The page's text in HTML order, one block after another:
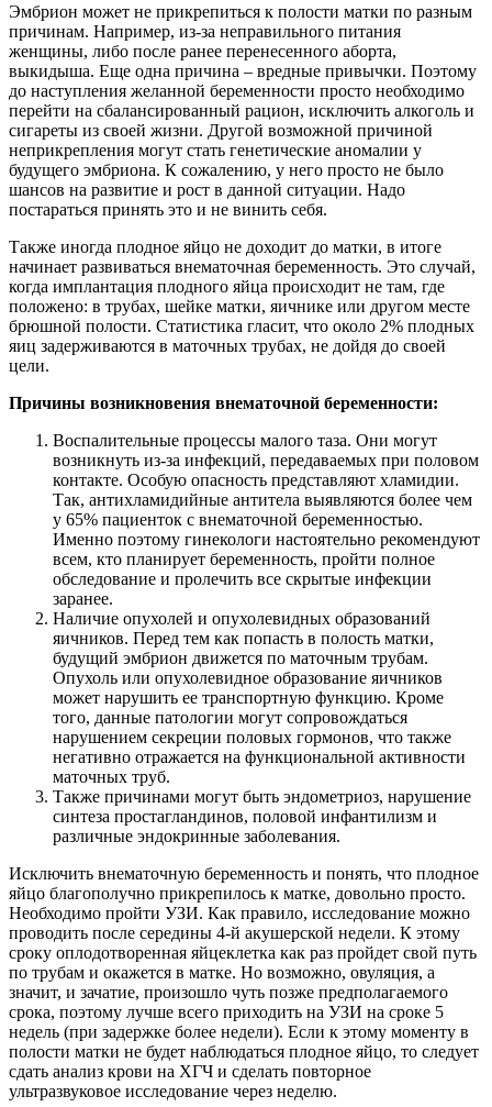
Эмбрион может не прикрепиться к полости матки по разным
причинам. Например, из-за неправильного питания
женщины, либо после ранее перенесенного аборта,
выкидыша. Еще одна причина – вредные привычки. Поэтому
до наступления желанной беременности просто необходимо
перейти на сбалансированный рацион, исключить алкоголь и
сигареты из своей жизни. Другой возможной причиной
неприкрепления могут стать генетические аномалии у
будущего эмбриона. К сожалению, у него просто не было
шансов на развитие и рост в данной ситуации. Надо
постараться принять это и не винить себя.
Также иногда плодное яйцо не доходит до матки, в итоге
начинает развиваться внематочная беременность. Это случай,
когда имплантация плодного яйца происходит не там, где
положено: в трубах, шейке матки, яичнике или другом месте
брюшной полости. Статистика гласит, что около 2% плодных
яиц задерживаются в маточных трубах, не дойдя до своей
цели.
Причины возникновения внематочной беременности:
Воспалительные процессы малого таза. Они могут
возникнуть из-за инфекций, передаваемых при половом
контакте. Особую опасность представляют хламидии.
Так, антихламидийные антитела выявляются более чем
у 65% пациенток с внематочной беременностью.
Именно поэтому гинекологи настоятельно рекомендуют
всем, кто планирует беременность, пройти полное
обследование и пролечить все скрытые инфекции
заранее.
Наличие опухолей и опухолевидных образований
яичников. Перед тем как попасть в полость матки,
будущий эмбрион движется по маточным трубам.
Опухоль или опухолевидное образование яичников
может нарушить ее транспортную функцию. Кроме
того, данные патологии могут сопровождаться
нарушением секреции половых гормонов, что также
негативно отражается на функциональной активности
маточных труб.
Также причинами могут быть эндометриоз, нарушение
синтеза простагландинов, половой инфантилизм и
различные эндокринные заболевания.
Исключить внематочную беременность и понять, что плодное
яйцо благополучно прикрепилось к матке, довольно просто.
Необходимо пройти УЗИ. Как правило, исследование можно
проводить после середины 4-й акушерской недели. К этому
сроку оплодотворенная яйцеклетка как раз пройдет свой путь
по трубам и окажется в матке. Но возможно, овуляция, а
значит, и зачатие, произошло чуть позже предполагаемого
срока, поэтому лучше всего приходить на УЗИ на сроке 5
недель (при задержке более недели). Если к этому моменту в
полости матки не будет наблюдаться плодное яйцо, то следует
сдать анализ крови на ХГЧ и сделать повторное
ультразвуковое исследование через неделю.